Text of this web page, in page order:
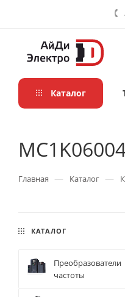
Каталог
Главная — Каталог —
КАТАЛОГ
Преобразователи
частоты